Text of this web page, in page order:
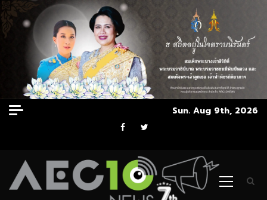
Skip
to
Sun. Aug 9th, 2026
Facebook
Twitter
Primary